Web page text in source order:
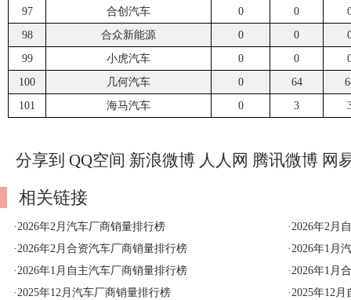
97
合创汽车 0 0
98
合众新能源 0 0
99
小虎汽车 0 0
100
几何汽车 0 64
101
海马汽车 0 3
分享到 QQ空间 新浪微博 人人网 腾讯微博 网
相关链接
·2026年2月汽车厂商销量排行榜 ·2026年2月
·2026年2月合资汽车厂商销量排行榜 ·2026年1月
·2026年1月自主汽车厂商销量排行榜 ·2026年1月
·2025年12月汽车厂商销量排行榜 ·2025年12